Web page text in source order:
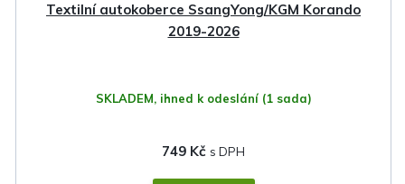
Textilní autokoberce SsangYong/KGM Korando
2019-2026
SKLADEM, ihned k odeslání (1 sada)
749 Kč